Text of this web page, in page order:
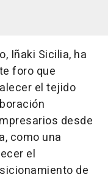
Iñaki Sicilia, ha
foro que
el tejido
desde
como una
el
de